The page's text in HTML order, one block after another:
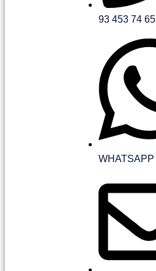
93 453 74 65
WHATSAPP